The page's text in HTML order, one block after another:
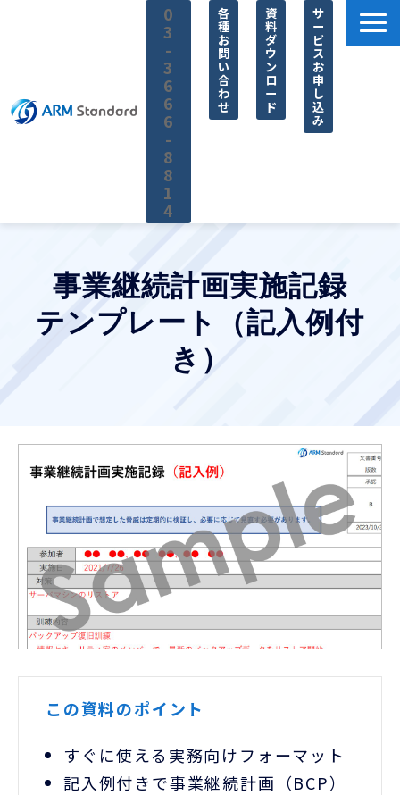
0
3
-
3
6
6
6
-
8
8
1
4
各
種
お
問
い
合
わ
せ
資
料
ダ
ウ
ン
ロ
ー
ド
サ
ー
ビ
ス
お
申
し
込
み
料金
無料セミナー
お役立ち情報
企業情報
事業継続計画実施記録
テンプレート（記入例付
き）
この資料のポイント
すぐに使える実務向けフォーマット
記入例付きで事業継続計画（BCP）